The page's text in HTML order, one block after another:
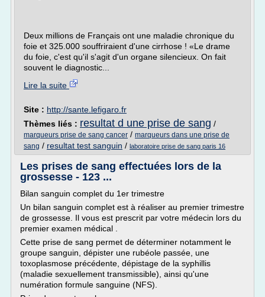
Deux millions de Français ont une maladie chronique du
foie et 325.000 souffriraient d'une cirrhose ! «Le drame
du foie, c'est qu'il s'agit d'un organe silencieux. On fait
souvent le diagnostic...
Lire la suite
Site : http://sante.lefigaro.fr
Thèmes liés : resultat d une prise de sang /
marqueurs prise de sang cancer / marqueurs dans une prise de
sang / resultat test sanguin / laboratoire prise de sang paris 16
Les prises de sang effectuées lors de la
grossesse - 123 ...
Bilan sanguin complet du 1er trimestre
Un bilan sanguin complet est à réaliser au premier trimestre
de grossesse. Il vous est prescrit par votre médecin lors du
premier examen médical .
Cette prise de sang permet de déterminer notamment le
groupe sanguin, dépister une rubéole passée, une
toxoplasmose précédente, dépistage de la syphillis
(maladie sexuellement transmissible), ainsi qu'une
numération formule sanguine (NFS).